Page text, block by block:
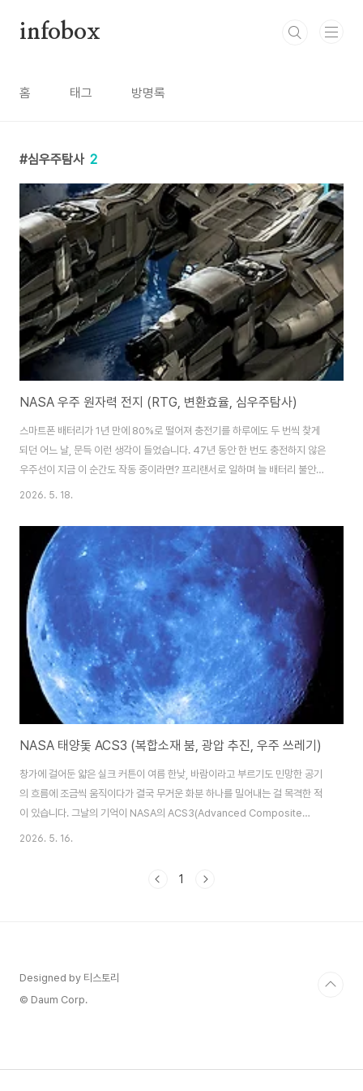
infobox
홈 태그 방명록
심우주탐사 2
NASA 우주 원자력 전지 (RTG, 변환효율, 심우주탐사)
스마트폰 배터리가 1년 만에 80%로 떨어져 충전기를 하루에도 두 번씩 찾게
되던 어느 날, 문득 이런 생각이 들었습니다. 47년 동안 한 번도 충전하지 않은
우주선이 지금 이 순간도 작동 중이라면? 프리랜서로 일하며 늘 배터리 불안에
시달려온 저에게, 보이저 탐사선의 전력 공급 기술은 그냥 흥미로운 과학 뉴스
직이는 부품 하나 없이 47년을 버티는 원리방사성동위원소전력시스템(RPS,
Radioisotope Power Systems)은 흔히 '원자력 배터리'라고도 불립니다.
여기서 RPS란 방사성 동위원소의 자연 붕괴 과정에서 발생하는 열에너지를
전기 또는 난방열로 변환하는 우주용 전력 장치를 말합니다. 태양광 패널처럼
외부 에너지..
2026. 5. 18.
NASA 태양돛 ACS3 (복합소재 붐, 광압 추진, 우주 쓰레기)
창가에 걸어둔 얇은 실크 커튼이 여름 한낮, 바람이라고 부르기도 민망한 공기
의 흐름에 조금씩 움직이다가 결국 무거운 화분 하나를 밀어내는 걸 목격한 적
이 있습니다. 그날의 기억이 NASA의 ACS3(Advanced Composite
Solar Sail System) 관련 자료를 읽는 내내 머릿속에서 떠나지 않았습니다.
2026. 5. 16.
1
Designed by 티스토리
© Daum Corp.